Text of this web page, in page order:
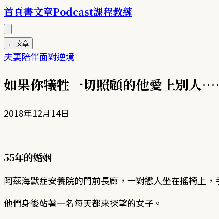
首頁書文章Podcast課程教練
← 文章
夫妻陪伴面對逆境
如果你犧牲一切照顧的他愛上別人
2018年12月14日
55年的婚姻
阿茲海默症安養院的門前長廊，一對戀人坐在搖椅上，
他們身後站著一名每天都來探望的女子。